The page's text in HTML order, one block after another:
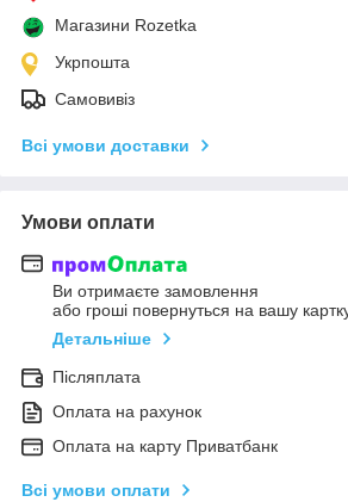
Магазини Rozetka
Укрпошта
Самовивіз
Всі умови доставки
Умови оплати
Ви отримаєте замовлення
або гроші повернуться на вашу
Детальніше
Післяплата
Оплата на рахунок
Оплата на карту Приватбанк
Всі умови оплати